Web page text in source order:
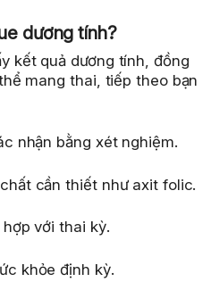
dương tính?
kết quả dương tính, đồng
mang thai, tiếp theo bạn
nhận bằng xét nghiệm.
cần thiết như axit folic.
với thai kỳ.
khỏe định kỳ.